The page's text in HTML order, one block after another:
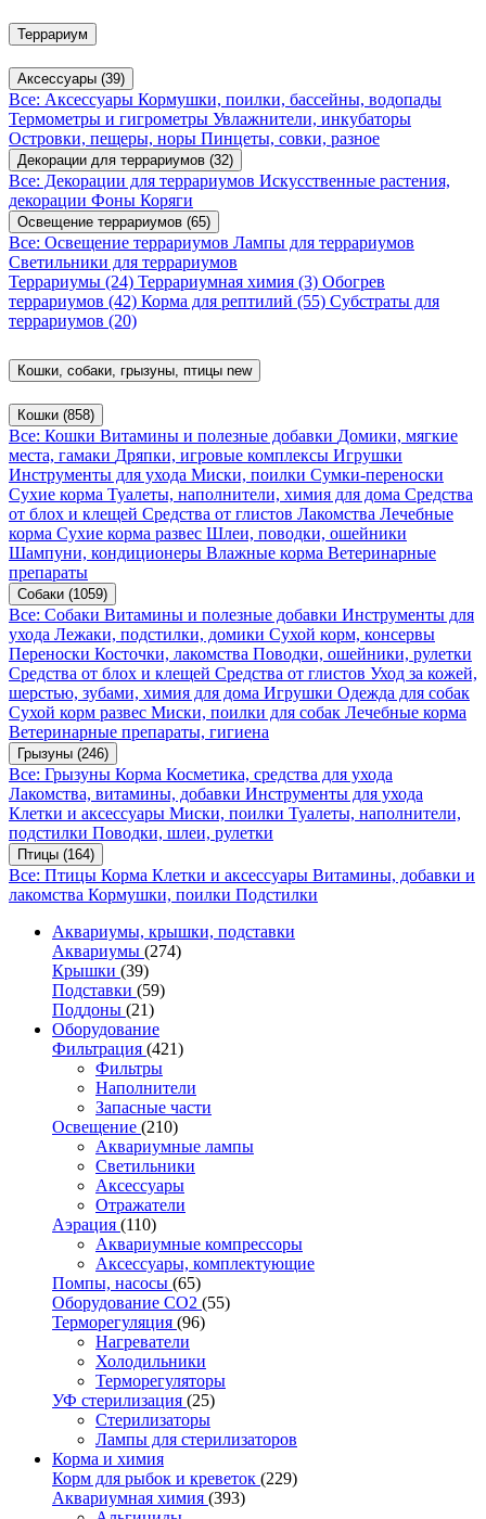
Террариум
Аксессуары (39)
Все: Аксессуары Кормушки, поилки, бассейны, водопады
Термометры и гигрометры Увлажнители, инкубаторы
Островки, пещеры, норы Пинцеты, совки, разное
Декорации для террариумов (32)
Все: Декорации для террариумов Искусственные растения,
декорации Фоны Коряги
Освещение террариумов (65)
Все: Освещение террариумов Лампы для террариумов
Светильники для террариумов
Террариумы (24) Террариумная химия (3) Обогрев
террариумов (42) Корма для рептилий (55) Субстраты для
террариумов (20)
Кошки, собаки, грызуны, птицы new
Кошки (858)
Все: Кошки Витамины и полезные добавки Домики, мягкие
места, гамаки Дряпки, игровые комплексы Игрушки
Инструменты для ухода Миски, поилки Сумки-переноски
Сухие корма Туалеты, наполнители, химия для дома Средства
от блох и клещей Средства от глистов Лакомства Лечебные
корма Сухие корма развес Шлеи, поводки, ошейники
Шампуни, кондиционеры Влажные корма Ветеринарные
препараты
Собаки (1059)
Все: Собаки Витамины и полезные добавки Инструменты для
ухода Лежаки, подстилки, домики Сухой корм, консервы
Переноски Косточки, лакомства Поводки, ошейники, рулетки
Средства от блох и клещей Средства от глистов Уход за кожей,
шерстью, зубами, химия для дома Игрушки Одежда для собак
Сухой корм развес Миски, поилки для собак Лечебные корма
Ветеринарные препараты, гигиена
Грызуны (246)
Все: Грызуны Корма Косметика, средства для ухода
Лакомства, витамины, добавки Инструменты для ухода
Клетки и аксессуары Миски, поилки Туалеты, наполнители,
подстилки Поводки, шлеи, рулетки
Птицы (164)
Все: Птицы Корма Клетки и аксессуары Витамины, добавки и
лакомства Кормушки, поилки Подстилки
Аквариумы, крышки, подставки
Аквариумы (274)
Крышки (39)
Подставки (59)
Поддоны (21)
Оборудование
Фильтрация (421)
Фильтры
Наполнители
Запасные части
Освещение (210)
Аквариумные лампы
Светильники
Аксессуары
Отражатели
Аэрация (110)
Аквариумные компрессоры
Аксессуары, комплектующие
Помпы, насосы (65)
Оборудование CO2 (55)
Терморегуляция (96)
Нагреватели
Холодильники
Терморегуляторы
УФ стерилизация (25)
Стерилизаторы
Лампы для стерилизаторов
Корма и химия
Корм для рыбок и креветок (229)
Аквариумная химия (393)